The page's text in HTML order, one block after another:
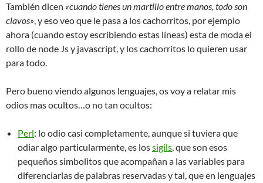
También dicen «cuando tienes un martillo entre manos, todo son
clavos», y eso veo que le pasa a los cachorritos, por ejemplo
ahora (cuando estoy escribiendo estas líneas) esta de moda el
rollo de node Js y javascript, y los cachorritos lo quieren usar
para todo.
Pero bueno viendo algunos lenguajes, os voy a relatar mis
odios mas ocultos…o no tan ocultos:
Perl: lo odio casi completamente, aunque si tuviera que
odiar algo particularmente, es lossigils, que son esos
pequeños simbolitos que acompañan a las variables para
diferenciarlas de palabras reservadas y tal, que en lenguajes